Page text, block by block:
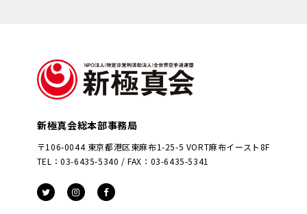
新極真会総本部事務局
〒106-0044 東京都港区東麻布1-25-5 VORT麻布イースト8F
TEL：03-6435-5340 / FAX：03-6435-5341